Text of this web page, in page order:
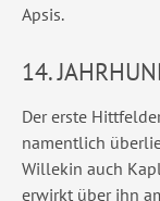
Apsis.
14.
Der erste
namentlich
Willekin auch
erwirkt über ihn